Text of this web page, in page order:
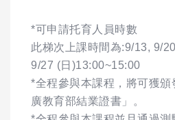
*可申請托育人員時數
此梯次上課時間為:9/13, 9/
9/27 (日)13:00~15:00
*全程參與本課程，將可獲頒
廣教育部結業證書」。